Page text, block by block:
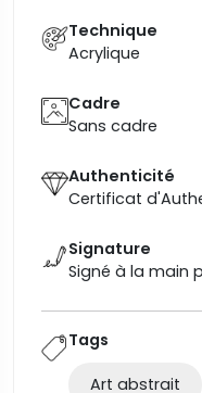
Technique
Acrylique
Cadre
Sans cadre
Authenticité
Certificat
Signature
Signé à la main
Tags
Art abstrait